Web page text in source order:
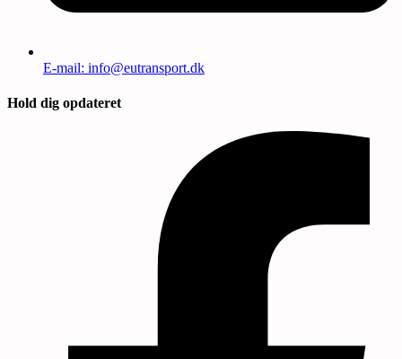
E-mail: info@eutransport.dk
Hold dig opdateret